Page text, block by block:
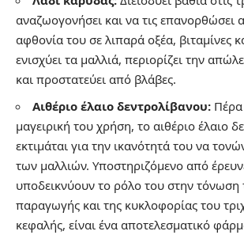
αναζωογονήσει και να τις επανορθώσει
αφθονία του σε λιπαρά οξέα, βιταμίνες
ενισχύει τα μαλλιά, περιορίζει την
και προστατεύει από βλάβες.
Αιθέριο έλαιο δεντρολίβανου:
μαγειρική του χρήση, το αιθέριο έλαιο
εκτιμάται για την ικανότητά του να
των μαλλιών. Υποστηριζόμενο από
υποδεικνύουν το ρόλο του στην τόνωση
παραγωγής και της κυκλοφορίας του
κεφαλής, είναι ένα αποτελεσματικό